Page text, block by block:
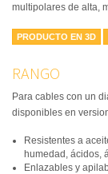
multipolares de alta,
PRODUCTO EN 3D
RANGO
Para cables con un
disponibles en
Resistentes a
humedad, ácidos,
Enlazables y